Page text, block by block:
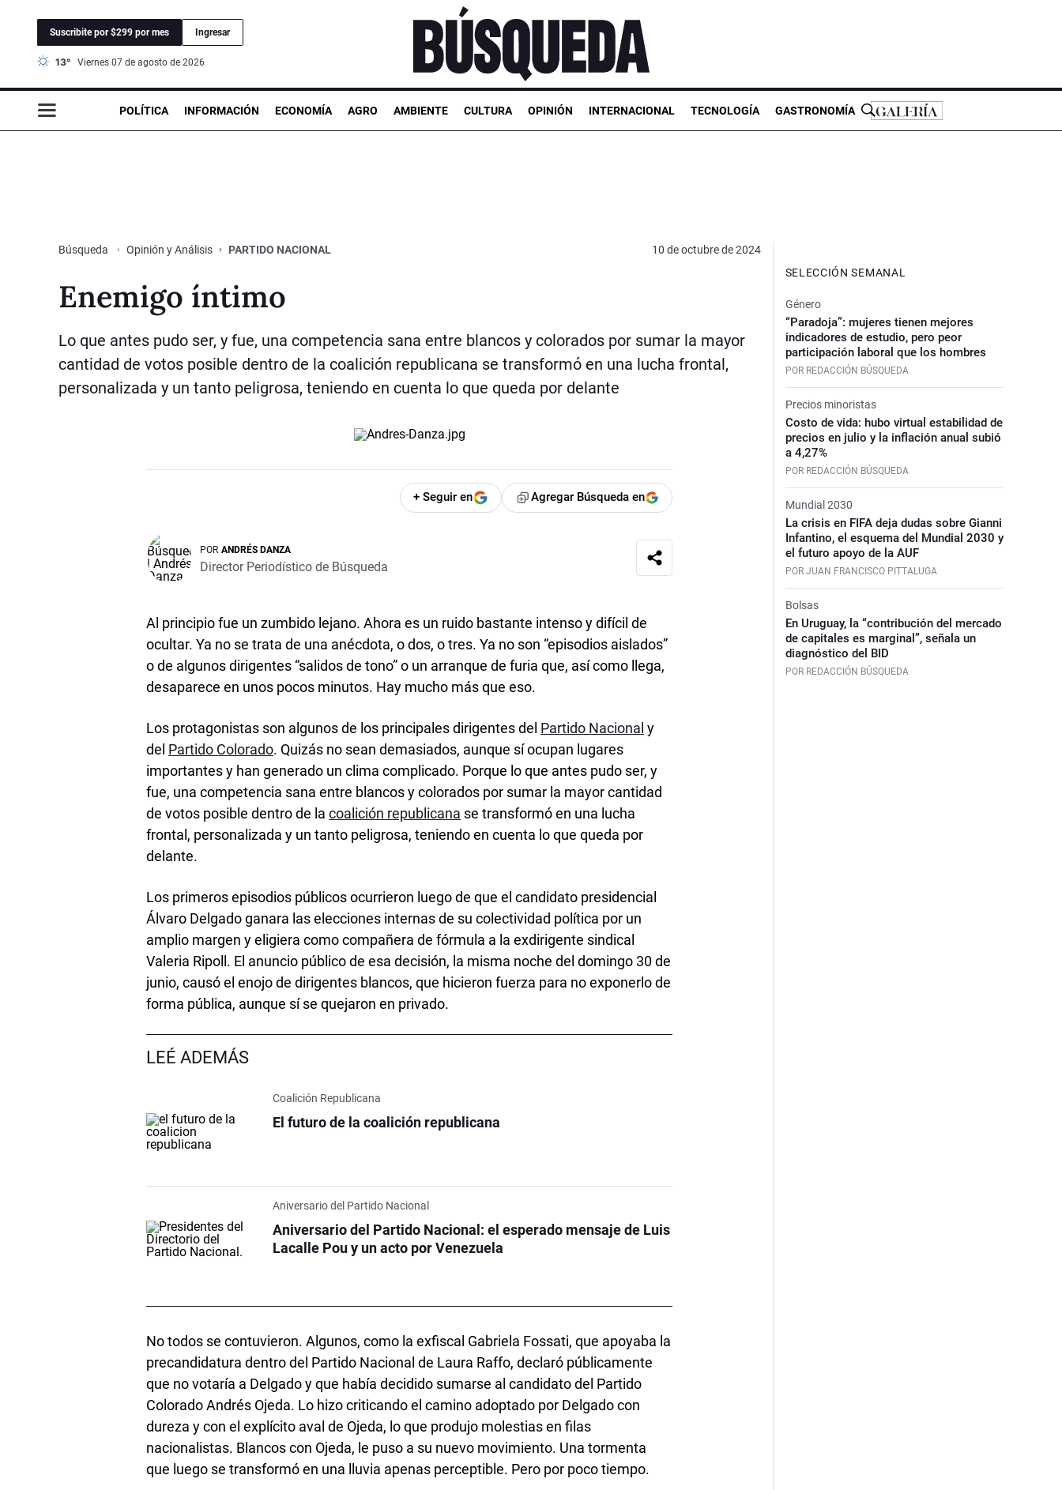
Suscribite por $299 por mes Ingresar
13° viernes 07 de agosto de 2026
POLÍTICA INFORMACIÓN ECONOMÍA AGRO AMBIENTE CULTURA OPINIÓN INTERNACIONAL TECNOLOGÍA GASTRONOMÍA
Búsqueda Opinión y Análisis PARTIDO NACIONAL 10 de octubre de 2024
Enemigo íntimo
Lo que antes pudo ser, y fue, una competencia sana entre blancos y colorados por sumar la mayor
cantidad de votos posible dentro de la coalición republicana se transformó en una lucha frontal,
personalizada y un tanto peligrosa, teniendo en cuenta lo que queda por delante
+ Seguir en Agregar Búsqueda en
POR ANDRÉS DANZA
Director Periodístico de Búsqueda
Al principio fue un zumbido lejano. Ahora es un ruido bastante intenso y difícil de
ocultar. Ya no se trata de una anécdota, o dos, o tres. Ya no son “episodios aislados”
o de algunos dirigentes “salidos de tono” o un arranque de furia que, así como llega,
desaparece en unos pocos minutos. Hay mucho más que eso.
Los protagonistas son algunos de los principales dirigentes del Partido Nacional y
del Partido Colorado. Quizás no sean demasiados, aunque sí ocupan lugares
importantes y han generado un clima complicado. Porque lo que antes pudo ser, y
fue, una competencia sana entre blancos y colorados por sumar la mayor cantidad
de votos posible dentro de lacoalición republicana se transformó en una lucha
frontal, personalizada y un tanto peligrosa, teniendo en cuenta lo que queda por
delante.
Los primeros episodios públicos ocurrieron luego de que el candidato presidencial
Álvaro Delgado ganara las elecciones internas de su colectividad política por un
amplio margen y eligiera como compañera de fórmula a la exdirigente sindical
Valeria Ripoll. El anuncio público de esa decisión, la misma noche del domingo 30 de
junio, causó el enojo de dirigentes blancos, que hicieron fuerza para no exponerlo de
forma pública, aunque sí se quejaron en privado.
LEÉ ADEMÁS
Coalición Republicana
El futuro de la coalición republicana
Aniversario del Partido Nacional
Aniversario del Partido Nacional: el esperado mensaje de Luis
Lacalle Pou y un acto por Venezuela
No todos se contuvieron. Algunos, como la exfiscal Gabriela Fossati, que apoyaba la
precandidatura dentro del Partido Nacional de Laura Raffo, declaró públicamente
que no votaría a Delgado y que había decidido sumarse al candidato del Partido
Colorado Andrés Ojeda. Lo hizo criticando el camino adoptado por Delgado con
dureza y con el explícito aval de Ojeda, lo que produjo molestias en filas
nacionalistas. Blancos con Ojeda, le puso a su nuevo movimiento. Una tormenta
que luego se transformó en una lluvia apenas perceptible. Pero por poco tiempo.
SELECCIÓN SEMANAL
Género
“Paradoja”: mujeres tienen mejores
indicadores de estudio, pero peor
participación laboral que los hombres
POR REDACCIÓN BÚSQUEDA
Precios minoristas
Costo de vida: hubo virtual estabilidad de
precios en julio y la inflación anual subió
a 4,27%
POR REDACCIÓN BÚSQUEDA
Mundial 2030
La crisis en FIFA deja dudas sobre Gianni
Infantino, el esquema del Mundial 2030 y
el futuro apoyo de la AUF
POR JUAN FRANCISCO PITTALUGA
Bolsas
En Uruguay, la “contribución del mercado
de capitales es marginal”, señala un
diagnóstico del BID
POR REDACCIÓN BÚSQUEDA